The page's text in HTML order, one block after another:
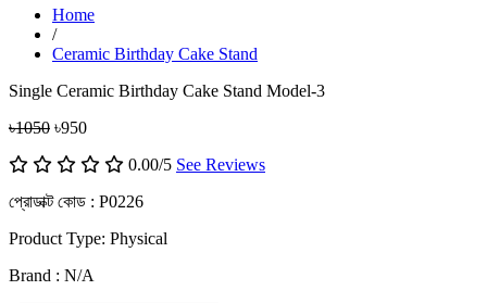
Home
/
Ceramic Birthday Cake Stand
Single Ceramic Birthday Cake Stand Model-3
৳1050 ৳950
0.00/5 See Reviews
প্রোডাক্ট কোড : P0226
Product Type: Physical
Brand : N/A